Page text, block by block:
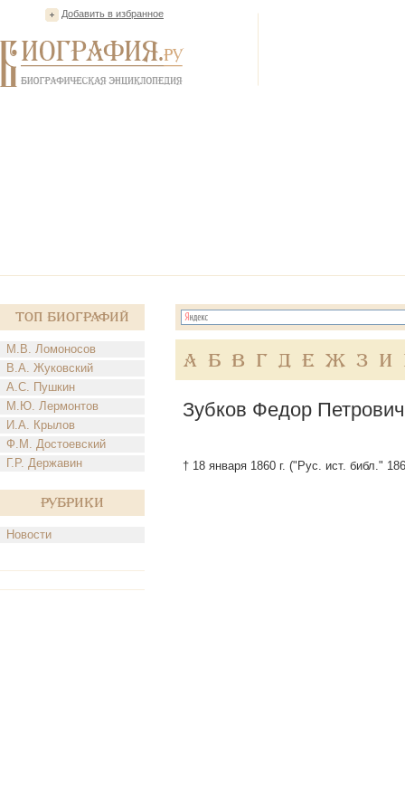
Добавить в избранное
Топ Биографий
М.В. Ломоносов
В.А. Жуковский
А.С. Пушкин
М.Ю. Лермонтов
И.А. Крылов
Ф.М. Достоевский
Г.Р. Державин
Рубрики
Новости
А Б В Г Д Е Ж З И
Зубков Федор Петрович
† 18 января 1860 г. ("Рус. ист. библ."